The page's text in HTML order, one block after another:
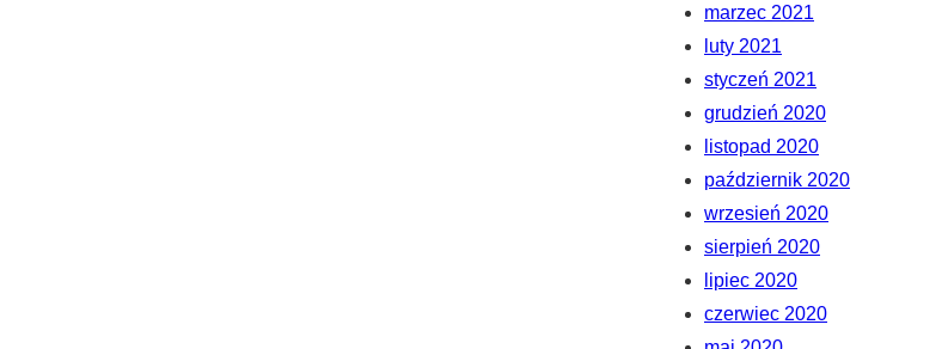
marzec 2021
luty 2021
styczeń 2021
grudzień 2020
listopad 2020
październik 2020
wrzesień 2020
sierpień 2020
lipiec 2020
czerwiec 2020